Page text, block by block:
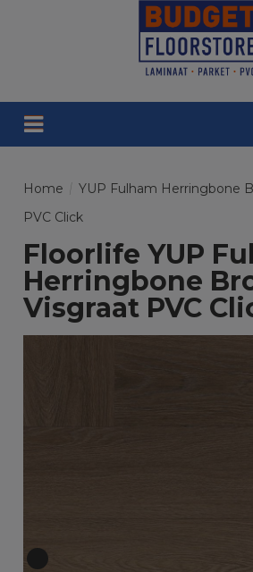
Home
YUP Fulham Herringbone
PVC Click
Floorlife YUP
Herringbone
Visgraat PVC